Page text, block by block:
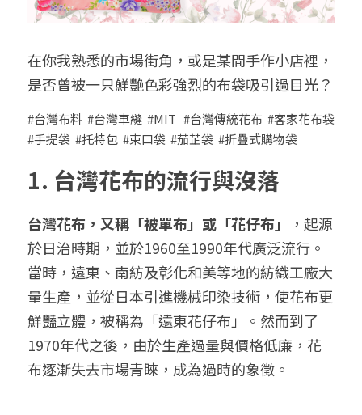
➢野餐墊
➢尼龍&牛津布袋
➢編織袋
➢針織袋
➢杜邦紙袋
➢水洗牛皮紙袋
➢咖啡渣/軟木袋
➢化妝盥洗包/收納袋
在你我熟悉的市場街角，或是某間手作小店裡，
#台灣布料  #台灣車縫  #MIT   #台灣傳統花布  #客家花布袋
#手提袋  #托特包  #束口袋  #茄芷袋  #折疊式購物袋
1. 台灣花布的流行與沒落
台灣花布，又稱「被單布」或「花仔布」
，起源
於日治時期，並於1960至1990年代廣泛流行。
當時，遠東、南紡及彰化和美等地的紡織工廠大
量生產，並從日本引進機械印染技術，使花布更
鮮豔立體，被稱為「遠東花仔布」。然而到了
1970年代之後，由於生產過量與價格低廉，花
布逐漸失去市場青睞，成為過時的象徵。